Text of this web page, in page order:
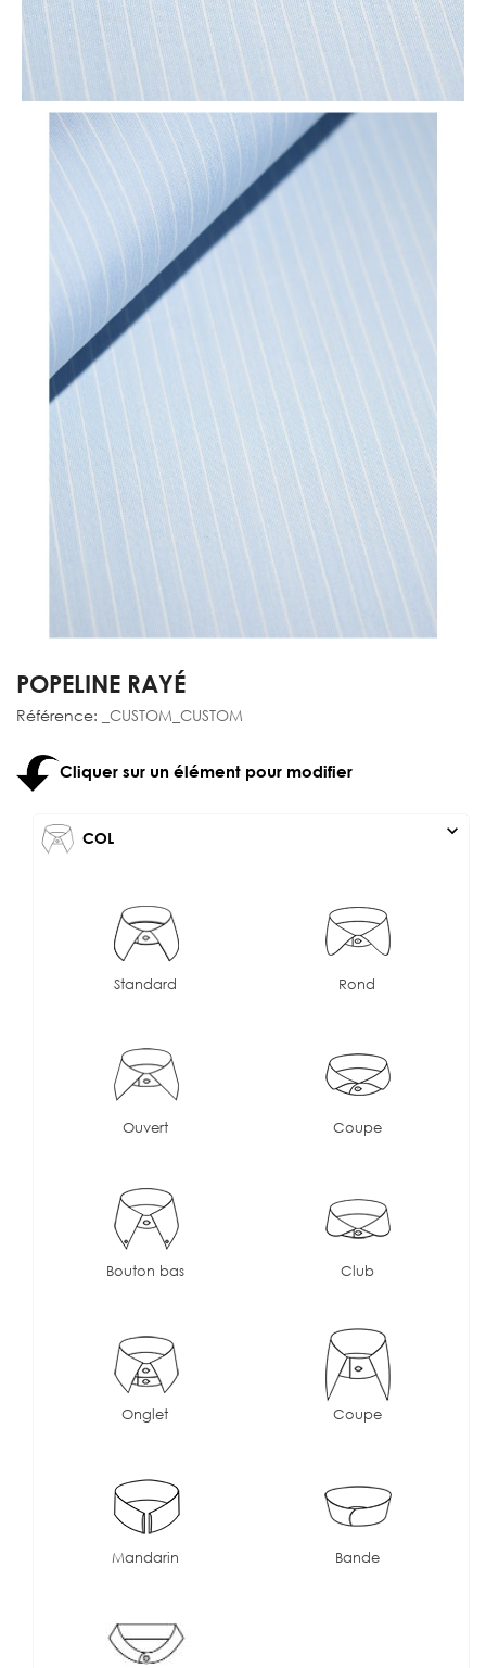
POPELINE RAYÉ
Référence: _CUSTOM_CUSTOM
Cliquer sur un élément pour modifier
COL expand_more
Standard Rond
Ouvert Coupe
Bouton bas Club
Onglet Coupe
Mandarin Bande